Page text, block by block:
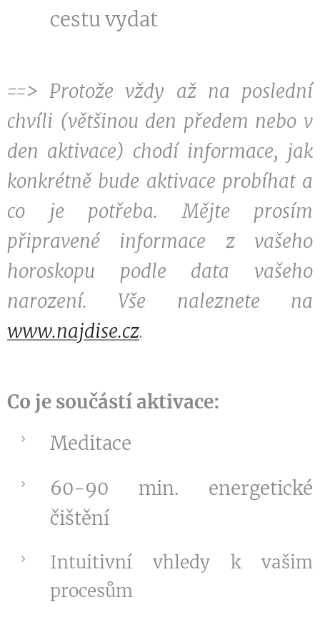
cestu vydat
==> Protože vždy až na poslední
chvíli (většinou den předem nebo v
den aktivace) chodí informace, jak
konkrétně bude aktivace probíhat a
co je potřeba. Mějte prosím
připravené informace z vašeho
horoskopu podle data vašeho
narození. Vše naleznete na
www.najdise.cz.
Co je součástí aktivace:
Meditace
60-90 min. energetické
čištění
Intuitivní vhledy k vašim
procesům